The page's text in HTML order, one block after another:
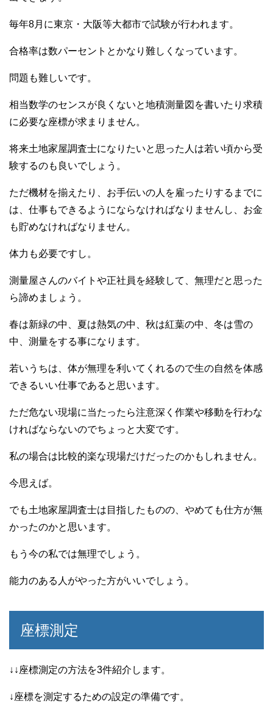
毎年8月に東京・大阪等大都市で試験が行われます。
合格率は数パーセントとかなり難しくなっています。
問題も難しいです。
相当数学のセンスが良くないと地積測量図を書いたり求積
に必要な座標が求まりません。
将来土地家屋調査士になりたいと思った人は若い頃から受
験するのも良いでしょう。
ただ機材を揃えたり、お手伝いの人を雇ったりするまでに
は、仕事もできるようにならなければなりませんし、お金
も貯めなければなりません。
体力も必要ですし。
測量屋さんのバイトや正社員を経験して、無理だと思った
ら諦めましょう。
春は新緑の中、夏は熱気の中、秋は紅葉の中、冬は雪の
中、測量をする事になります。
若いうちは、体が無理を利いてくれるので生の自然を体感
できるいい仕事であると思います。
ただ危ない現場に当たったら注意深く作業や移動を行わな
ければならないのでちょっと大変です。
私の場合は比較的楽な現場だけだったのかもしれません。
今思えば。
でも土地家屋調査士は目指したものの、やめても仕方が無
かったのかと思います。
もう今の私では無理でしょう。
能力のある人がやった方がいいでしょう。
座標測定
↓↓座標測定の方法を3件紹介します。
↓座標を測定するための設定の準備です。